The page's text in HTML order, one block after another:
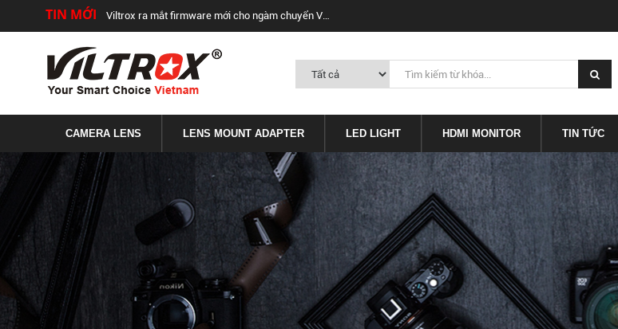
TIN MỚI Viltrox ra mắt firmware mới cho ngàm chuyển Viltrox EF-FX1 và EF-FX2 (v.2.29)
CAMERA LENS LENS MOUNT ADAPTER LED LIGHT HDMI MONITOR TIN TỨC